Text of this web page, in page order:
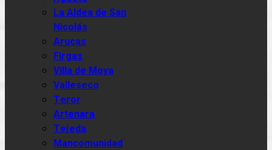
La Aldea de San
Nicolás
Arucas
Firgas
Villa de Moya
Valleseco
Teror
Artenara
Tejeda
Mancomunidad